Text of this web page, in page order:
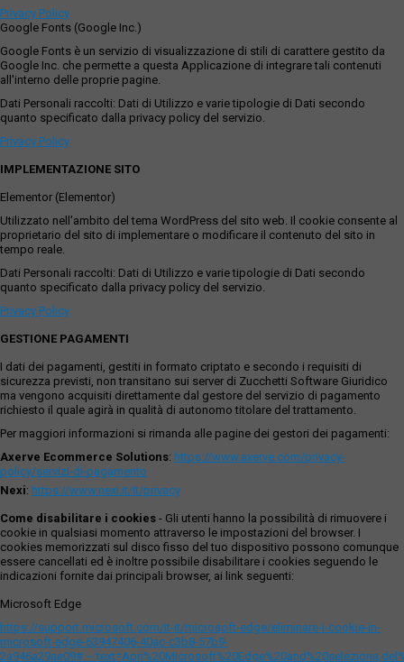
Privacy Policy
Google Fonts (Google Inc.)
Google Fonts è un servizio di visualizzazione di stili di carattere gestito da
Google Inc. che permette a questa Applicazione di integrare tali contenuti
all'interno delle proprie pagine.
Dati Personali raccolti: Dati di Utilizzo e varie tipologie di Dati secondo
quanto specificato dalla privacy policy del servizio.
Privacy Policy
IMPLEMENTAZIONE SITO
Elementor (Elementor)
Utilizzato nell'ambito del tema WordPress del sito web. Il cookie consente al
proprietario del sito di implementare o modificare il contenuto del sito in
tempo reale.
Dati Personali raccolti: Dati di Utilizzo e varie tipologie di Dati secondo
quanto specificato dalla privacy policy del servizio.
Privacy Policy
GESTIONE PAGAMENTI
I dati dei pagamenti, gestiti in formato criptato e secondo i requisiti di
sicurezza previsti, non transitano sui server di Zucchetti Software Giuridico
ma vengono acquisiti direttamente dal gestore del servizio di pagamento
richiesto il quale agirà in qualità di autonomo titolare del trattamento.
Per maggiori informazioni si rimanda alle pagine dei gestori dei pagamenti:
Axerve Ecommerce Solutions: https://www.axerve.com/privacy-
policy/servizi-di-pagamento
Nexi: https://www.nexi.it/it/privacy
Come disabilitare i cookies - Gli utenti hanno la possibilità di rimuovere i
cookie in qualsiasi momento attraverso le impostazioni del browser. I
cookies memorizzati sul disco fisso del tuo dispositivo possono comunque
essere cancellati ed è inoltre possibile disabilitare i cookies seguendo le
indicazioni fornite dai principali browser, ai link seguenti:
Microsoft Edge
https://support.microsoft.com/it-it/microsoft-edge/eliminare-i-cookie-in-
microsoft-edge-63947406-40ac-c3b8-57b9-